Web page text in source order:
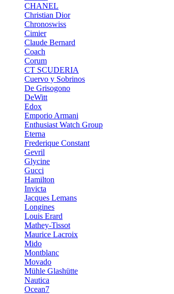
CHANEL
Christian Dior
Chronoswiss
Cimier
Claude Bernard
Coach
Corum
CT SCUDERIA
Cuervo y Sobrinos
De Grisogono
DeWitt
Edox
Emporio Armani
Enthusiast Watch Group
Eterna
Frederique Constant
Gevril
Glycine
Gucci
Hamilton
Invicta
Jacques Lemans
Longines
Louis Erard
Mathey-Tissot
Maurice Lacroix
Mido
Montblanc
Movado
Mühle Glashütte
Nautica
Ocean7